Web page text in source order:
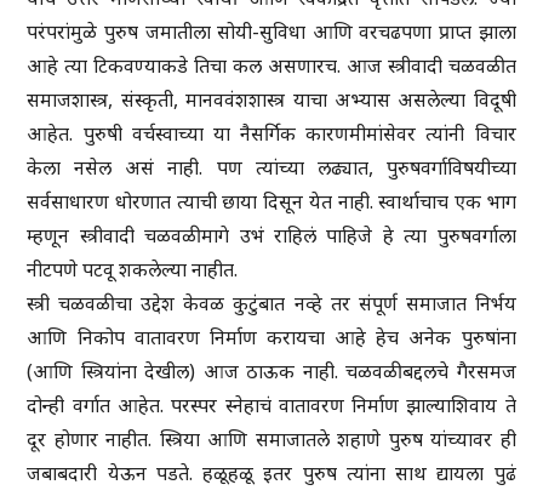
परंपरांमुळे पुरुष जमातीला सोयी-सुविधा आणि वरचढपणा प्राप्त झाला
आहे त्या टिकवण्याकडे तिचा कल असणारच. आज स्त्रीवादी चळवळीत
समाजशास्त्र, संस्कृती, मानववंशशास्त्र याचा अभ्यास असलेल्या विदूषी
आहेत. पुरुषी वर्चस्वाच्या या नैसर्गिक कारणमीमांसेवर त्यांनी विचार
केला नसेल असं नाही. पण त्यांच्या लढ्यात, पुरुषवर्गाविषयीच्या
सर्वसाधारण धोरणात त्याची छाया दिसून येत नाही. स्वार्थाचाच एक भाग
म्हणून स्त्रीवादी चळवळीमागे उभं राहिलं पाहिजे हे त्या पुरुषवर्गाला
नीटपणे पटवू शकलेल्या नाहीत.
स्त्री चळवळीचा उद्देश केवळ कुटुंबात नव्हे तर संपूर्ण समाजात निर्भय
आणि निकोप वातावरण निर्माण करायचा आहे हेच अनेक पुरुषांना
(आणि स्त्रियांना देखील) आज ठाऊक नाही. चळवळीबद्दलचे गैरसमज
दोन्ही वर्गात आहेत. परस्पर स्नेहाचं वातावरण निर्माण झाल्याशिवाय ते
दूर होणार नाहीत. स्त्रिया आणि समाजातले शहाणे पुरुष यांच्यावर ही
जबाबदारी येऊन पडते. हळूहळू इतर पुरुष त्यांना साथ द्यायला पुढं